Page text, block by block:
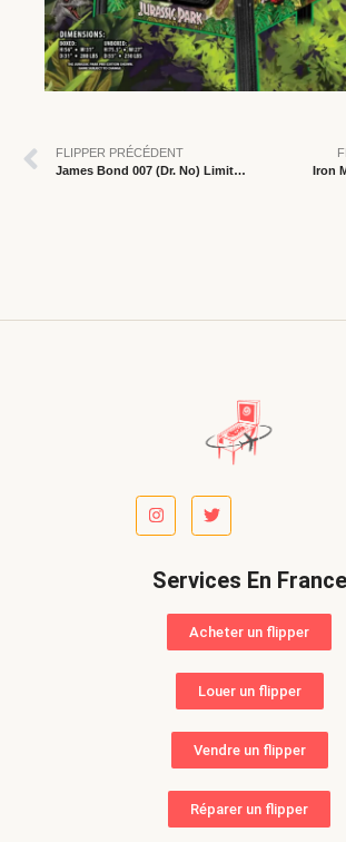
FLIPPER PRÉCÉDENT
James Bond 007 (Dr. No) Limited Edition
Iron
Services En France
Acheter un flipper
Louer un flipper
Vendre un flipper
Réparer un flipper